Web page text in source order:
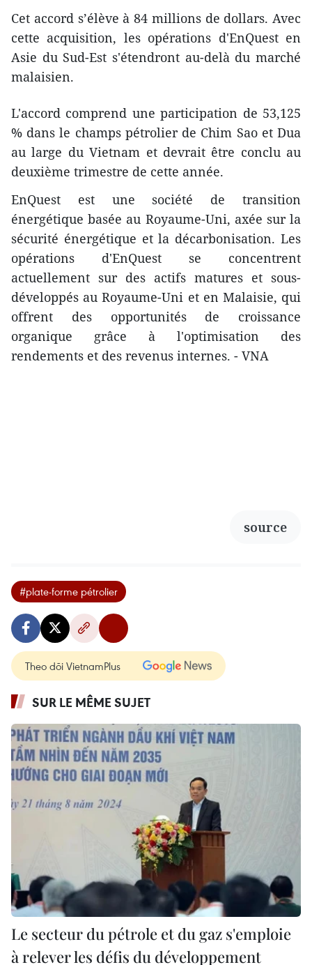
Cet accord s’élève à 84 millions de dollars. Avec
cette acquisition, les opérations d'EnQuest en
Asie du Sud-Est s'étendront au-delà du marché
malaisien.
L'accord comprend une participation de 53,125
% dans le champs pétrolier de Chim Sao et Dua
au large du Vietnam et devrait être conclu au
deuxième trimestre de cette année.
EnQuest est une société de transition
énergétique basée au Royaume-Uni, axée sur la
sécurité énergétique et la décarbonisation. Les
opérations d'EnQuest se concentrent
actuellement sur des actifs matures et sous-
développés au Royaume-Uni et en Malaisie, qui
offrent des opportunités de croissance
organique grâce à l'optimisation des
rendements et des revenus internes. - VNA
source
#plate-forme pétrolier
Theo dõi VietnamPlus
SUR LE MÊME SUJET
Le secteur du pétrole et du gaz s'emploie
à relever les défis du développement